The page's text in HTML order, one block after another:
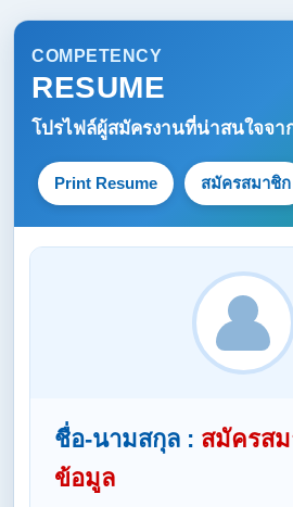
COMPETENCY
RESUME
โปรไฟล์ผู้สมัครงานที่น่าสนใจจา
Print Resume สมัครสมาชิก
ชื่อ-นามสกุล : สมัครส
ข้อมูล